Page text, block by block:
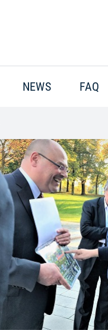
NEWS FAQ
Warning
: Trying to access
/home/pacs/tgr09/
hilft.de/htdocs-ssl/
framework/
block.class.php(133) :
on line
8